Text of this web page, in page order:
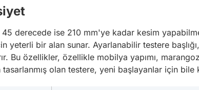
derecede ise 210 mm'ye kadar kesim
yeterli bir alan sunar. Ayarlanabilir testere
Bu özellikler, özellikle mobilya yapımı,
tasarlanmış olan testere, yeni başlayanlar için